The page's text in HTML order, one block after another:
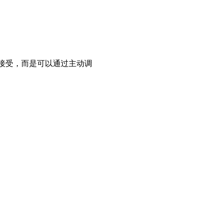
受，而是可以通过主动调